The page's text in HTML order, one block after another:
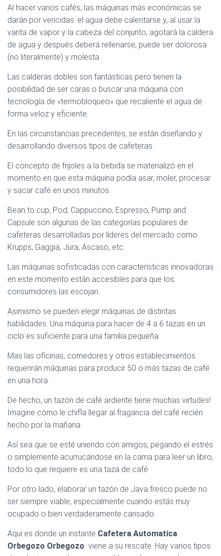
Al hacer varios cafés, las máquinas más económicas se
darán por vencidas: el agua debe calentarse y, al usar la
varita de vapor y la cabeza del conjunto, agotará la caldera
de agua y después deberá rellenarse, puede ser dolorosa
(no literalmente) y molesta.
Las calderas dobles son fantásticas pero tienen la
posibilidad de ser caras o buscar una máquina con
tecnología de «termobloqueo» que recaliente el agua de
forma veloz y eficiente.
En las circunstancias precedentes, se están diseñando y
desarrollando diversos tipos de cafeteras.
El concepto de frijoles a la bebida se materializó en el
momento en que esta máquina podía asar, moler, procesar
y sacar café en unos minutos.
Bean to cup, Pod, Cappuccino, Espresso, Pump and
Capsule son algunas de las categorías populares de
cafeteras desarrolladas por líderes del mercado como
Krupps, Gaggia, Jura, Ascaso, etc.
Las máquinas sofisticadas con características innovadoras
en este momento están accesibles para que los
consumidores las escojan.
Asimismo se pueden elegir máquinas de distintas
habilidades. Una máquina para hacer de 4 a 6 tazas en un
ciclo es suficiente para una familia pequeña.
Mas las oficinas, comedores y otros establecimientos
requerirán máquinas para producir 50 o más tazas de café
en una hora.
De hecho, un tazón de café ardiente tiene muchas virtudes!
Imagine cómo le chifla llegar al fragancia del café recién
hecho por la mañana.
Así sea que se esté uniendo con amigos, pegando el estrés
o simplemente acurrucándose en la cama para leer un libro,
todo lo que requiere es una taza de café.
Por otro lado, elaborar un tazón de Java fresco puede no
ser siempre viable, especialmente cuando estás muy
ocupado o bien verdaderamente cansado.
Aquí es donde un instante Cafetera Automatica
Orbegozo Orbegozo viene a su rescate. Hay varios tipos